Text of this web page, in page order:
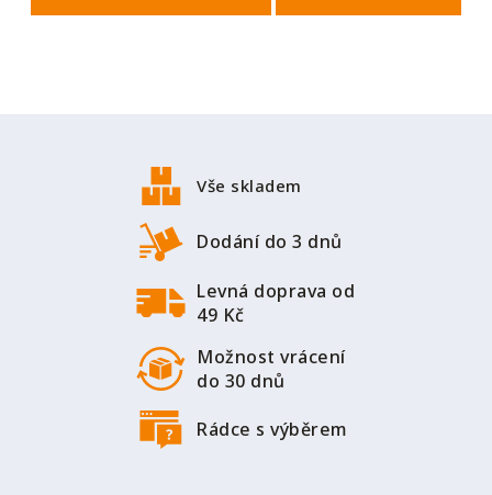
Vše skladem
Dodání do 3 dnů
Levná doprava od
49 Kč
Možnost vrácení
do 30 dnů
Rádce s výběrem